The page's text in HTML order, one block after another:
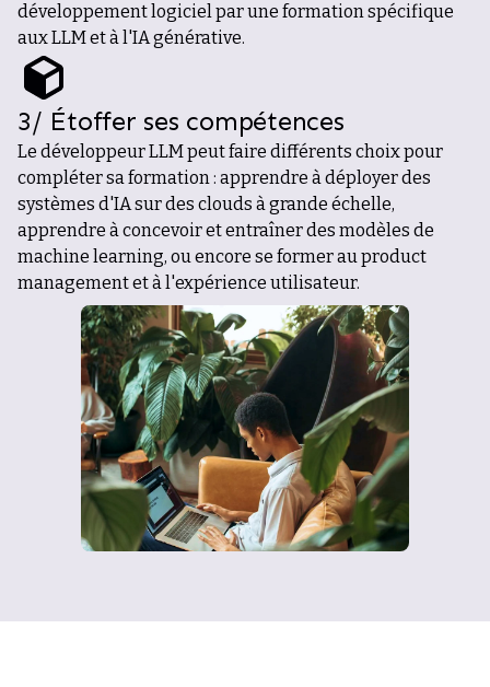
développement logiciel par une formation spécifique
aux LLM et à l'IA générative.
3/ Étoffer ses compétences
Le développeur LLM peut faire différents choix pour
compléter sa formation : apprendre à déployer des
systèmes d'IA sur des clouds à grande échelle,
apprendre à concevoir et entraîner des modèles de
machine learning, ou encore se former au product
management et à l'expérience utilisateur.